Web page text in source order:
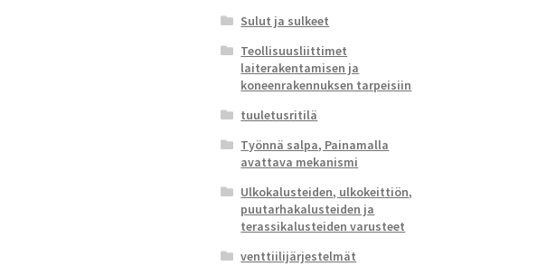
Sulut ja sulkeet
Teollisuusliittimet
laiterakentamisen ja
koneenrakennuksen tarpeisiin
tuuletusritilä
Työnnä salpa, Painamalla
avattava mekanismi
Ulkokalusteiden, ulkokeittiön,
puutarhakalusteiden ja
terassikalusteiden varusteet
venttiilijärjestelmät